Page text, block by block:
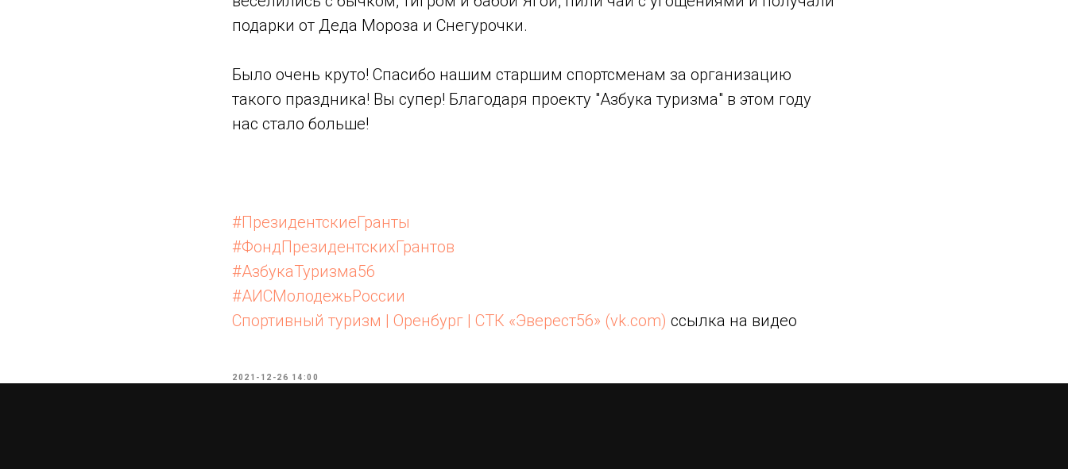
подарки от Деда Мороза и Снегурочки.
Было очень круто! Спасибо нашим старшим спортсменам за организацию
такого праздника! Вы супер! Благодаря проекту "Азбука туризма" в этом году
нас стало больше!
#ПрезидентскиеГранты
#ФондПрезидентскихГрантов
#АзбукаТуризма56
#АИСМолодежьРоссии
Спортивный туризм | Оренбург | СТК «Эверест56» (vk.com) ссылка на видео
2021-12-26 14:00